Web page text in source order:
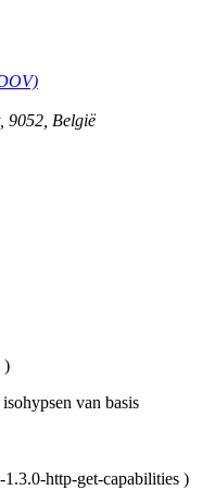
, 9052, België
)
van basis
http-get-capabilities )